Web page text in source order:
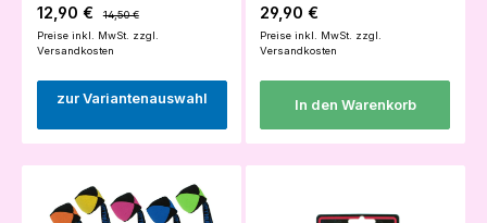
Verkaufspreis:
12,90 €
14,50 €
Preise inkl. MwSt. zzgl.
Versandkosten
zur Variantenauswahl
Regulärer Preis:
29,90 €
Preise inkl. MwSt. zzgl.
Versandkosten
In den Warenkorb